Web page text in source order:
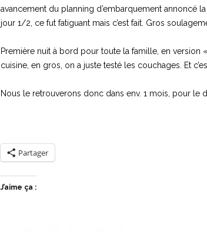
avancement du planning d’embarquement annoncé
jour 1/2, ce fut fatiguant mais c’est fait. Gros
Première nuit à bord pour toute la famille, en version
cuisine, en gros, on a juste testé les couchages. Et
Nous le retrouverons donc dans env. 1 mois, pour le
Partager
J’aime ça :